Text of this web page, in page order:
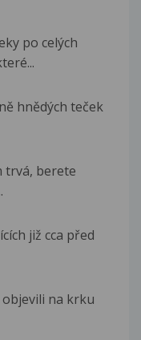
po celých
hnědých teček
trvá, berete
již cca před
na krku